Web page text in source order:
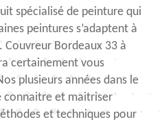
spécialisé de peinture qui
peintures s’adaptent à
Bordeaux 33 à
certainement vous
plusieurs années dans le
connaitre et maitriser
et techniques pour